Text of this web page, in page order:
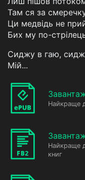
Там ся за
Ци медвідь не
Бих му по-
Сиджу в гаю,
Мій...
Найкраще
Найкраще
книг